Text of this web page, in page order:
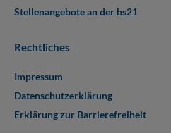
Stellenangebote an der hs21
Rechtliches
Impressum
Datenschutzerklärung
Erklärung zur Barrierefreiheit